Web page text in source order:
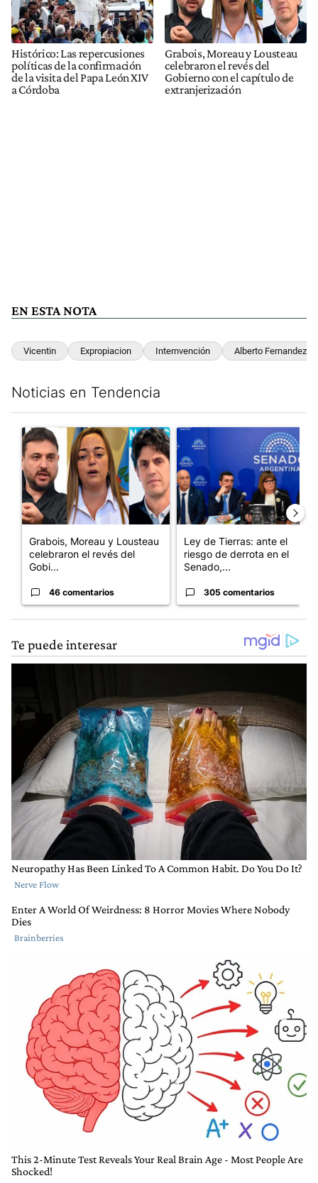
Histórico: Las repercusiones
políticas de la confirmación
de la visita del Papa León XIV
a Córdoba
Grabois, Moreau y Lousteau
celebraron el revés del
Gobierno con el capítulo de
extranjerización
EN ESTA NOTA
Vicentin Expropiacion Internvención Alberto Fernandez
Noticias en Tendencia
Un artículo de tendencia con el título "Grabois, Moreau y
Grabois, Moreau y Lousteau
celebraron el revés del
Gobi...
46 comentarios
Un artículo de tendencia con
Ley de Tierras: ante el
riesgo de derrota en el
Senado,...
305 comentarios